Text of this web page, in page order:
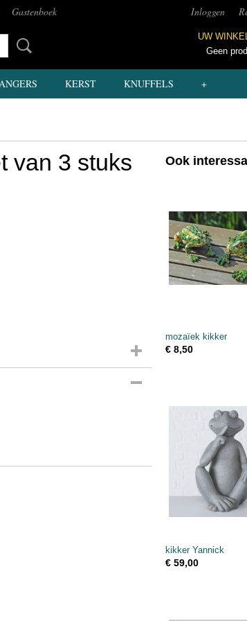
Gastenboek Inloggen
UW
Geen
KERST KNUFFELS +
van 3 stuks Ook
mozaïek kikker
€ 8,50
kikker Yannick
€ 59,00